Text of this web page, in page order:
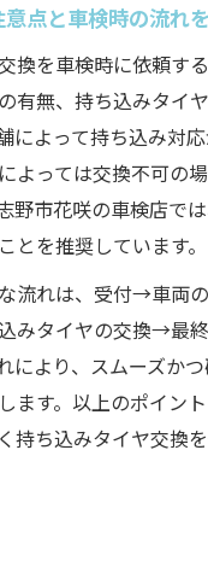
点と車検時の流れ
換を車検時に依頼す
有無、持ち込みタイ
によって持ち込み対
よっては交換不可の
野市花咲の車検店で
とを推奨しています。
流れは、受付→車両
みタイヤの交換→最
により、スムーズか
ます。以上のポイン
持ち込みタイヤ交換